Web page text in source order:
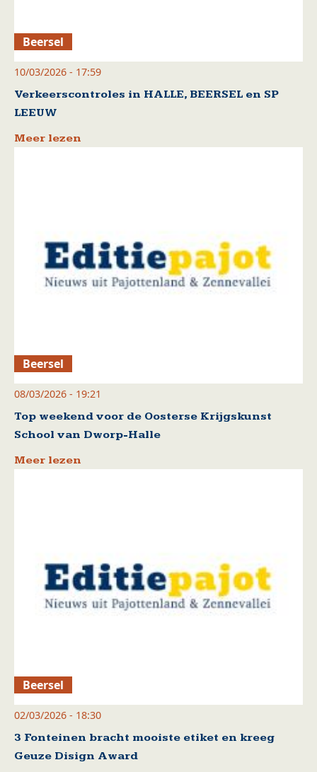
Beersel
10/03/2026 - 17:59
Verkeerscontroles in HALLE, BEERSEL en SP
LEEUW
Meer lezen
Beersel
08/03/2026 - 19:21
Top weekend voor de Oosterse Krijgskunst
School van Dworp-Halle
Meer lezen
Beersel
02/03/2026 - 18:30
3 Fonteinen bracht mooiste etiket en kreeg
Geuze Disign Award